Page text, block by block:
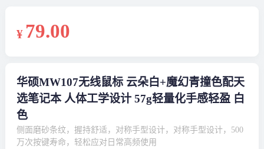
¥ 79.00
华硕MW107无线鼠标 云朵白+魔幻青撞色配天
选笔记本 人体工学设计 57g轻量化手感轻盈 白
色
侧面磨砂条纹，握持舒适，对称手型设计，对称手型设计，500
万次按键寿命，轻松应对日常高频使用